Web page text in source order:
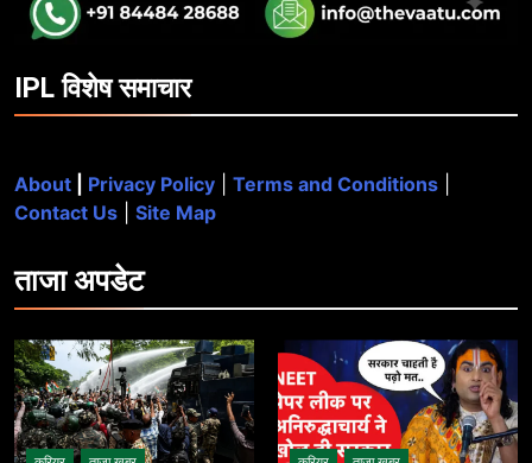
IPL विशेष समाचार
About Privacy Policy Terms and Conditions
Contact Us
Site Map
ताजाअपडेट